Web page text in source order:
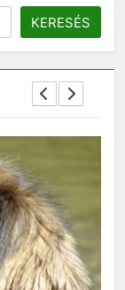
KERESÉS